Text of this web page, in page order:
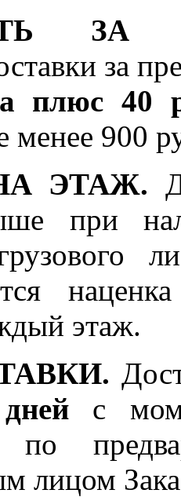
ЗА
за
плюс 40
менее 900
ЭТАЖ.
при
этаж.
с
по
лицом